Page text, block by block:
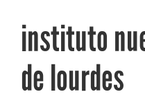
instituto
de lourdes